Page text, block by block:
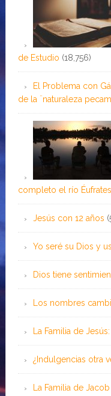
de Estudio (18,756)
El Problema con
de la ¨naturaleza
completo el río
Jesús con 12 años
Yo seré su Dios y
Dios tiene
Los nombres
La Familia de
¿Indulgencias otra
La Familia de Jacob